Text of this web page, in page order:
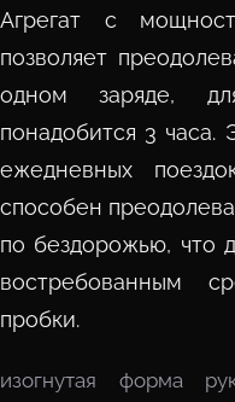
Агрегат с
позволяет
одном заряде,
понадобится 3 часа.
ежедневных
способен
по бездорожью, что
востребованным
пробки.
изогнутая форма